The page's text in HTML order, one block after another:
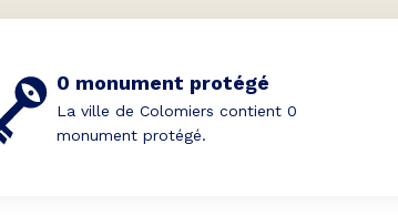
0 monument protégé
La ville de Colomiers contient 0
monument protégé.